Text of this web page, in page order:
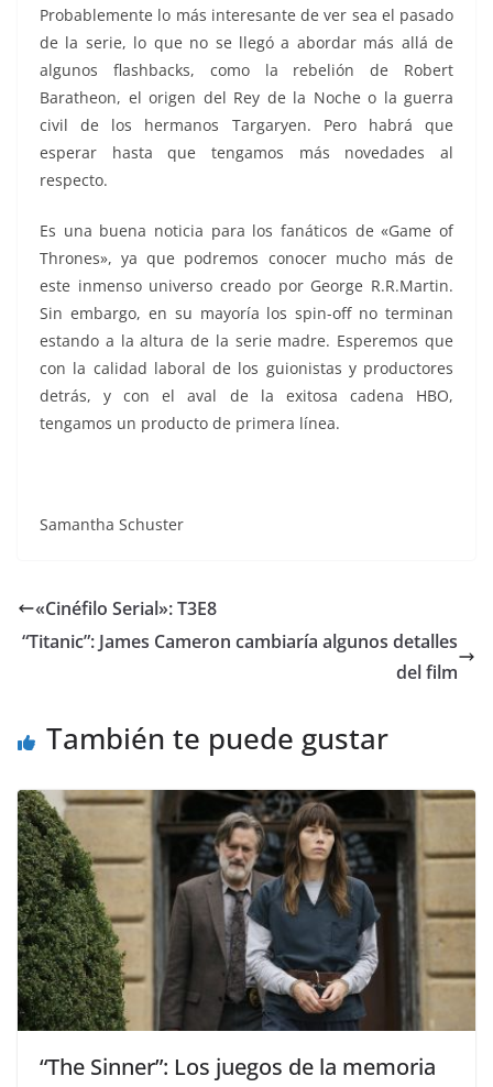
Probablemente lo más interesante de ver sea el pasado
de la serie, lo que no se llegó a abordar más allá de
algunos flashbacks, como la rebelión de Robert
Baratheon, el origen del Rey de la Noche o la guerra
civil de los hermanos Targaryen. Pero habrá que
esperar hasta que tengamos más novedades al
respecto.
Es una buena noticia para los fanáticos de «Game of
Thrones», ya que podremos conocer mucho más de
este inmenso universo creado por George R.R.Martin.
Sin embargo, en su mayoría los spin-off no terminan
estando a la altura de la serie madre. Esperemos que
con la calidad laboral de los guionistas y productores
detrás, y con el aval de la exitosa cadena HBO,
tengamos un producto de primera línea.
Samantha Schuster
«Cinéfilo Serial»: T3E8
“Titanic”: James Cameron cambiaría algunos detalles
del film
También te puede gustar
“The Sinner”: Los juegos de la memoria